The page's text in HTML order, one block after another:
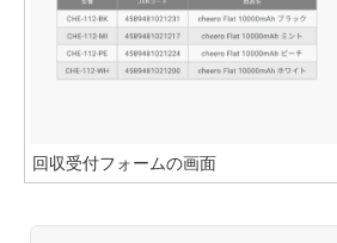
回収受付フォームの画面